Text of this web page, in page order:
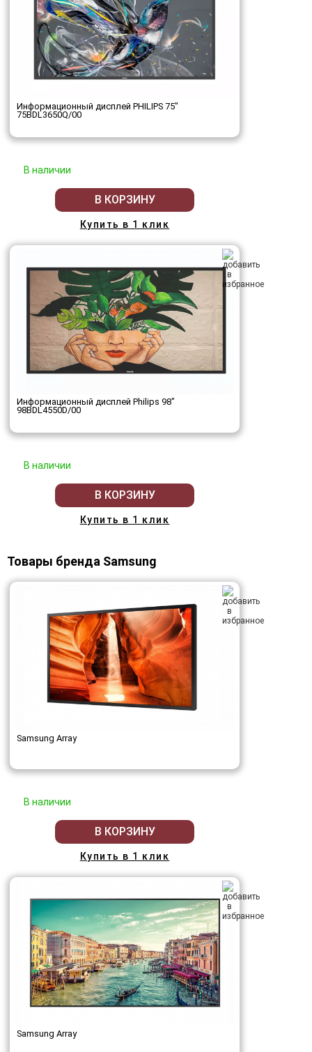
Информационный дисплей PHILIPS 75"
75BDL3650Q/00
В наличии
В КОРЗИНУ
Купить в 1 клик
Информационный дисплей Philips 98"
98BDL4550D/00
В наличии
В КОРЗИНУ
Купить в 1 клик
Товары бренда Samsung
Samsung Array
В наличии
В КОРЗИНУ
Купить в 1 клик
Samsung Array